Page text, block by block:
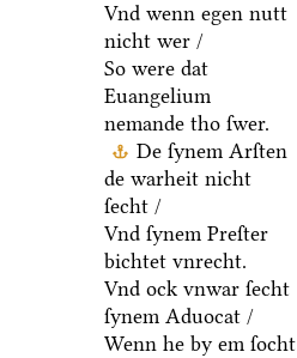
Vnd wenn egen nutt
nicht wer /
So were dat
Euangelium
nemande tho ſwer.
De ſynem Arſten
de warheit nicht
ſecht /
Vnd ſynem Preſter
bichtet vnrecht.
Vnd ock vnwar ſecht
ſynem Aduocat /
Wenn he by em ſocht